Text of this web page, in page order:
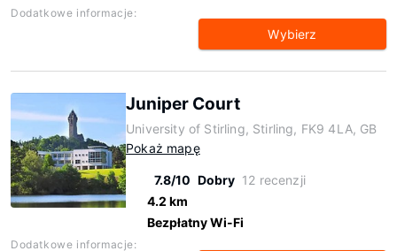
Dodatkowe informacje:
Wybierz
Juniper Court
University of Stirling, Stirling, FK9 4LA, GB
Pokaż mapę
7.8/10 Dobry 12 recenzji
4.2 km
Bezpłatny Wi-Fi
Dodatkowe informacje: